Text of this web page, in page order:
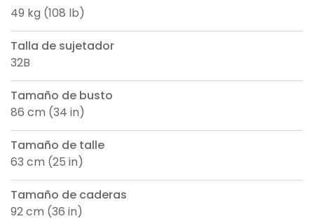
49 kg (108 lb)
Talla de sujetador
32B
Tamaño de busto
86 cm (34 in)
Tamaño de talle
63 cm (25 in)
Tamaño de caderas
92 cm (36 in)